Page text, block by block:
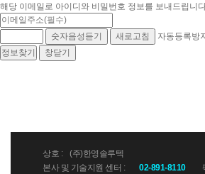
해당 이메일로 아이디와 비밀번호 정보를 보내드립니
숫자음성듣기 새로고침
자동등록방
창닫기
상호 :
(주)한영솔루텍
본사 및 기술지원 센터 :
02-891-8110